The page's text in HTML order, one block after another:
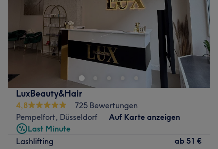
LuxBeauty&Hair
4,8
725 Bewertungen
Pempelfort, Düsseldorf
Auf Karte anzeigen
Last Minute
Lashlifting
ab 51 €